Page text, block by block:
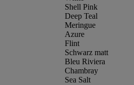
Shell Pink
Deep Teal
Meringue
Azure
Flint
Schwarz matt
Bleu Riviera
Chambray
Sea Salt